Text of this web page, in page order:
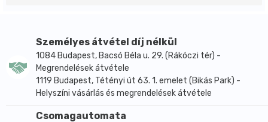
Személyes átvétel díj nélkül
1084 Budapest, Bacsó Béla u. 29. (Rákóczi tér) -
Megrendelések átvétele
1119 Budapest, Tétényi út 63. 1. emelet (Bikás Park) -
Helyszíni vásárlás és megrendelések átvétele
Csomagautomata